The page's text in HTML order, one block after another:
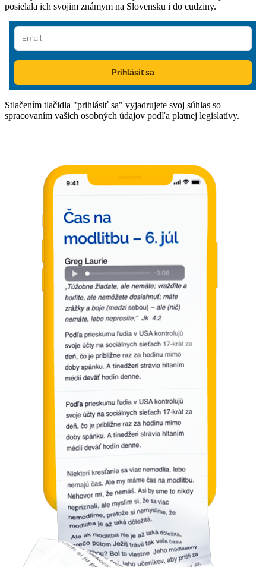
posielala ich svojim známym na Slovensku i do cudziny.
Prihlásiť sa
Stlačením tlačidla "prihlásiť sa" vyjadrujete svoj súhlas so
spracovaním vašich osobných údajov podľa platnej legislatívy.